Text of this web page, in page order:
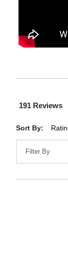
191 Reviews
Sort By: